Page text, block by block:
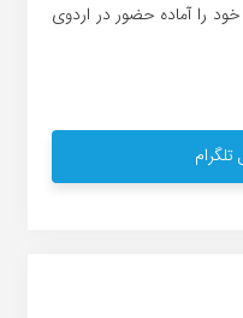
را آماده حضور در اردوی